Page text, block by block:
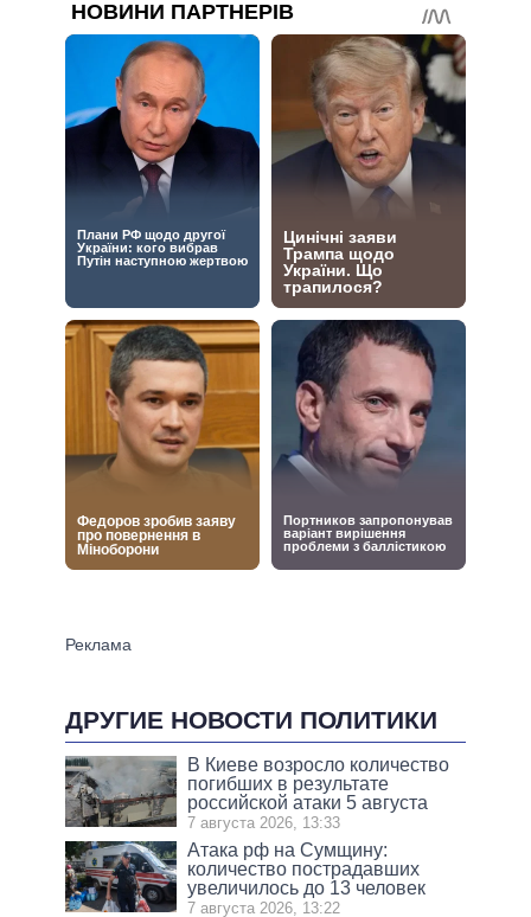
ДРУГИЕ НОВОСТИ ПОЛИТИКИ
В Киеве возросло количество
погибших в результате
российской атаки 5 августа
7 августа 2026, 13:33
Атака рф на Сумщину:
количество пострадавших
увеличилось до 13 человек
7 августа 2026, 13:22